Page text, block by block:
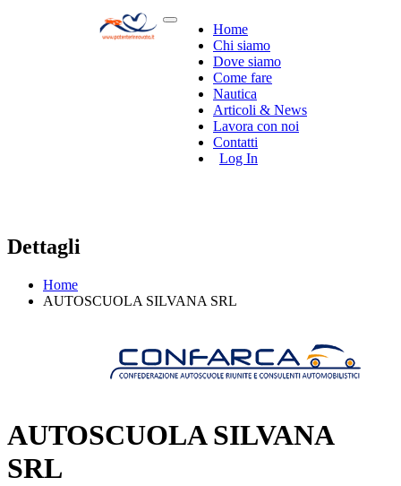
Home
Chi siamo
Dove siamo
Come fare
Nautica
Articoli & News
Lavora con noi
Contatti
Log In
Dettagli
Home
AUTOSCUOLA SILVANA SRL
AUTOSCUOLA SILVANA
SRL